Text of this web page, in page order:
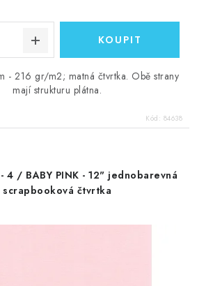
- 216 gr/m2; matná čtvrtka. Obě strany
mají strukturu plátna.
Kód: 84638
4 / BABY PINK - 12" jednobarevná
scrapbooková čtvrtka